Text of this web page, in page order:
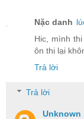
Nặc danh
Hic, mình
ôn thi lại
Trả lời
Trả lời
Unknown